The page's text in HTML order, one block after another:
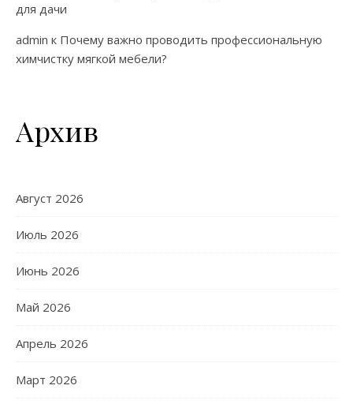
для дачи
admin к Почему важно проводить профессиональную
химчистку мягкой мебели?
Архив
Август 2026
Июль 2026
Июнь 2026
Май 2026
Апрель 2026
Март 2026